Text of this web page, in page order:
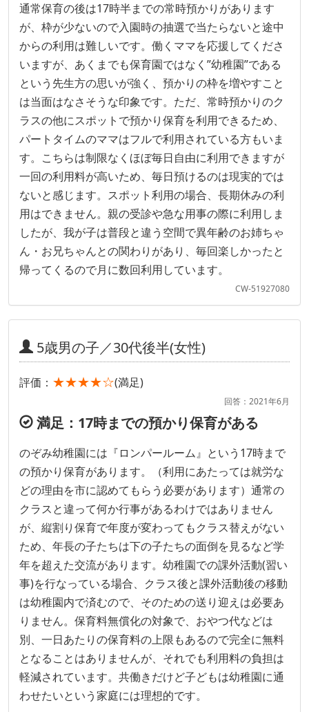
通常保育の後は17時半までの常時預かりがあります
が、枠が少ないので入園時の抽選で当たらないと途中
からの利用は難しいです。働くママを応援してくださ
いますが、あくまでも保育園ではなく”幼稚園”である
という先生方の思いが強く、預かりの枠を増やすこと
は当面はなさそうな印象です。ただ、常時預かりのク
ラスの他にスポットで預かり保育を利用できるため、
パートタイムのママはフルで利用されている方もいま
す。こちらは制限なくほぼ毎日自由に利用できますが
一回の利用料が高いため、毎日預けるのは現実的では
ないと感じます。スポット利用の場合、長期休みの利
用はできません。親の受診や急な用事の際に利用しま
したが、我が子は普段と違う空間で異年齢のお姉ちゃ
ん・お兄ちゃんとの関わりがあり、毎回楽しかったと
帰ってくるので月に数回利用しています。
CW-51927080
5歳男の子／30代後半(女性)
評価： ★★★★☆(満足)
回答：2021年6月
満足：17時までの預かり保育がある
のぞみ幼稚園には『ロンパールーム』という17時まで
の預かり保育があります。（利用にあたっては就労な
どの理由を市に認めてもらう必要があります）通常の
クラスと違って何か行事があるわけではありません
が、縦割り保育で年度が変わってもクラス替えがない
ため、年長の子たちは下の子たちの面倒を見るなど学
年を超えた交流があります。幼稚園での課外活動(習い
事)を行なっている場合、クラス後と課外活動後の移動
は幼稚園内で済むので、そのための送り迎えは必要あ
りません。保育料無償化の対象で、おやつ代などは
別、一日あたりの保育料の上限もあるので完全に無料
となることはありませんが、それでも利用料の負担は
軽減されています。共働きだけど子どもは幼稚園に通
わせたいという家庭には理想的です。